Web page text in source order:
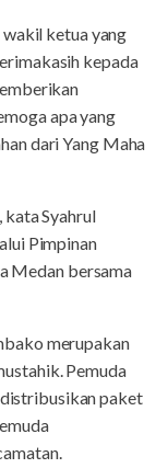
wakil ketua yang
kepada
apa yang
dari Yang Maha
Syahrul
Pimpinan
Medan bersama
merupakan
Pemuda
paket